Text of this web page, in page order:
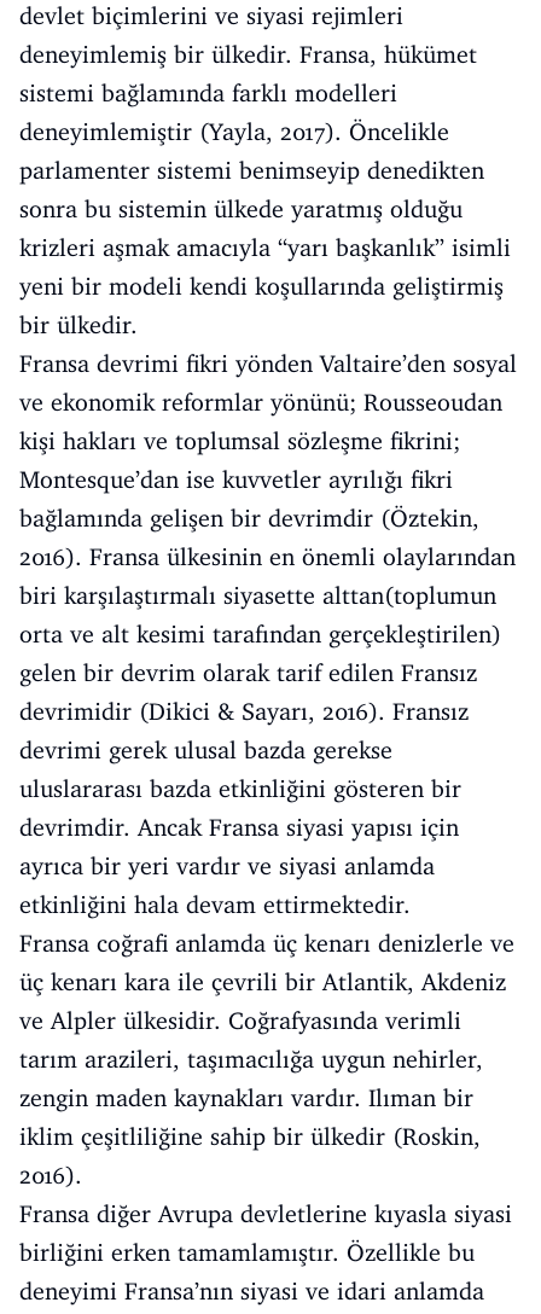
devlet biçimlerini ve siyasi rejimleri
deneyimlemiş bir ülkedir. Fransa, hükümet
sistemi bağlamında farklı modelleri
deneyimlemiştir (Yayla, 2017). Öncelikle
parlamenter sistemi benimseyip denedikten
sonra bu sistemin ülkede yaratmış olduğu
krizleri aşmak amacıyla “yarı başkanlık” isimli
yeni bir modeli kendi koşullarında geliştirmiş
bir ülkedir.
Fransa devrimi fikri yönden Valtaire’den sosyal
ve ekonomik reformlar yönünü; Rousseoudan
kişi hakları ve toplumsal sözleşme fikrini;
Montesque’dan ise kuvvetler ayrılığı fikri
bağlamında gelişen bir devrimdir (Öztekin,
2016). Fransa ülkesinin en önemli olaylarından
biri karşılaştırmalı siyasette alttan(toplumun
orta ve alt kesimi tarafından gerçekleştirilen)
gelen bir devrim olarak tarif edilen Fransız
devrimidir (Dikici & Sayarı, 2016). Fransız
devrimi gerek ulusal bazda gerekse
uluslararası bazda etkinliğini gösteren bir
devrimdir. Ancak Fransa siyasi yapısı için
ayrıca bir yeri vardır ve siyasi anlamda
etkinliğini hala devam ettirmektedir.
Fransa coğrafi anlamda üç kenarı denizlerle ve
üç kenarı kara ile çevrili bir Atlantik, Akdeniz
ve Alpler ülkesidir. Coğrafyasında verimli
tarım arazileri, taşımacılığa uygun nehirler,
zengin maden kaynakları vardır. Ilıman bir
iklim çeşitliliğine sahip bir ülkedir (Roskin,
2016).
Fransa diğer Avrupa devletlerine kıyasla siyasi
birliğini erken tamamlamıştır. Özellikle bu
deneyimi Fransa’nın siyasi ve idari anlamda